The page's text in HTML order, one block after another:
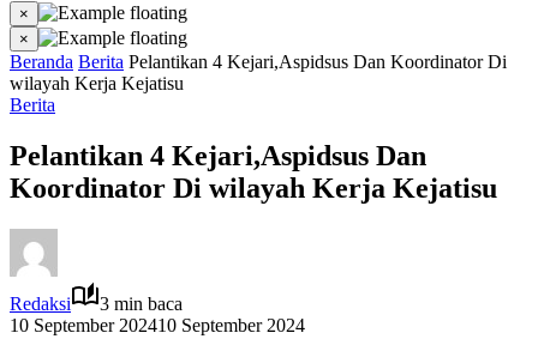
×
×
Beranda Berita Pelantikan 4 Kejari,Aspidsus Dan Koordinator Di
wilayah Kerja Kejatisu
Berita
Pelantikan 4 Kejari,Aspidsus Dan
Koordinator Di wilayah Kerja Kejatisu
Redaksi
3 min baca
10 September 202410 September 2024